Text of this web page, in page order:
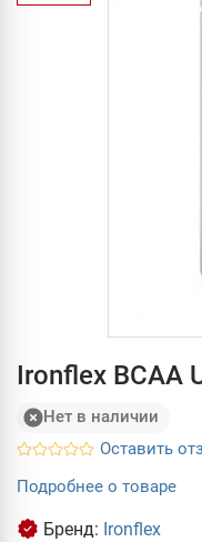
Ironflex BCAA
Нет в наличии
Оставить
Подробнее о товаре
Бренд: Ironflex